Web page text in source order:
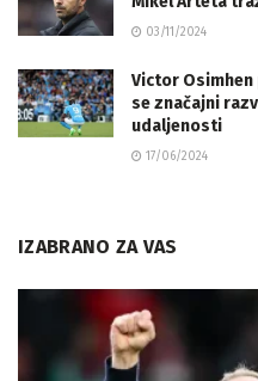
03/11/2024
Victor Osimhen
se značajni
udaljenosti
17/06/2024
IZABRANO ZA VAS